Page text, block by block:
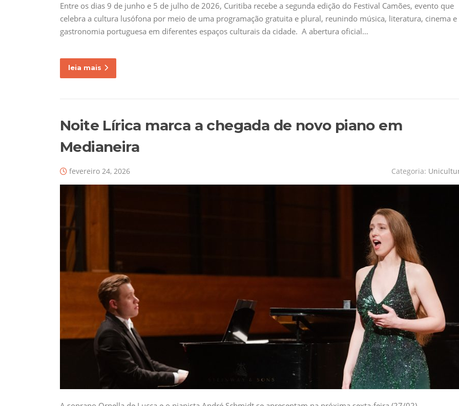
Entre os dias 9 de junho e 5 de julho de 2026, Curitiba recebe a segunda edição do Festival Camões, evento que
celebra a cultura lusófona por meio de uma programação gratuita e plural, reunindo música, literatura, cinema e
gastronomia portuguesa em diferentes espaços culturais da cidade. A abertura oficial…
leia mais
Noite Lírica marca a chegada de novo piano em
Medianeira
fevereiro 24, 2026 Categoria: